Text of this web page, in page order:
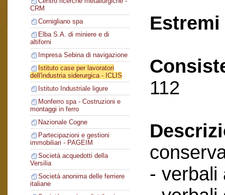
CRM
Cornigliano spa
Elba S.A. di miniere e di
altiforni
Impresa Sebina di navigazione
Istituto case per lavoratori
dell'industria siderurgica - ICLIS
Istituto Industriale ligure
Monferro spa - Costruzioni e
montaggi in ferro
Nazionale Cogne
Partecipazioni e gestioni
immobiliari - PAGEIM
Società acquedotti della
Versilia
Società anonima delle ferriere
italiane
112
- verbali